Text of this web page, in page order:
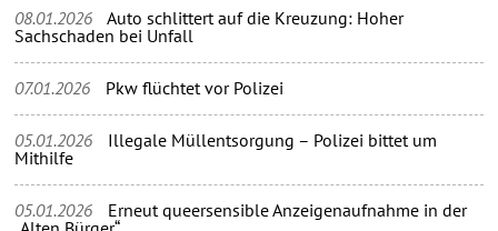
08.01.2026
Auto schlittert auf die Kreuzung: Hoher
Sachschaden bei Unfall
07.01.2026 Pkw flüchtet vor Polizei
05.01.2026
Illegale Müllentsorgung – Polizei bittet um
Mithilfe
05.01.2026
Erneut queersensible Anzeigenaufnahme in der